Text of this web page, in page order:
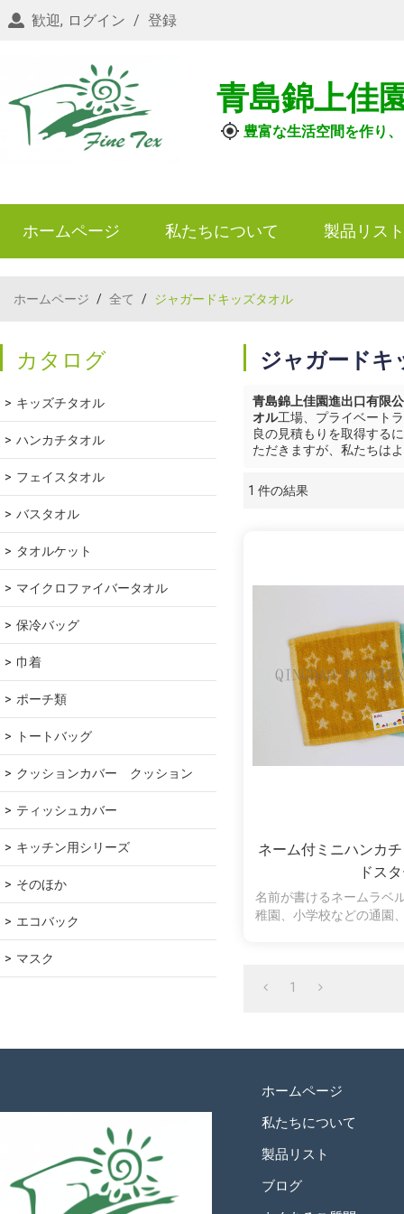
歓迎, ログイン / 登録
青島錦上佳
豊富な生活空間を作り
ホームページ 私たちについて 製品リスト
ホームページ / 全て / ジャガードキッズタオル
カタログ
キッズチタオル
ハンカチタオル
フェイスタオル
バスタオル
タオルケット
マイクロファイバータオル
保冷バッグ
巾着
ポーチ類
トートバッグ
クッションカバー　クッション
ティッシュカバー
キッチン用シリーズ
そのほか
エコバック
マスク
ジャガードキ
青島錦上佳園進出口有限
オル工場、プライベート
良の見積もりを取得する
ただきますが、私たちは
1 件の結果
ショーケース
ネーム付ミニハンカ
ドス
名前が書けるネームラベ
稚園、小学校などの通園
1
ホームページ
私たちについて
製品リスト
ブログ